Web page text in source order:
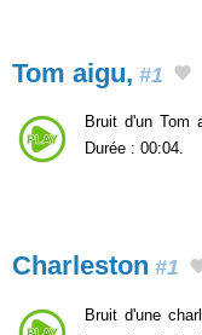
Tom aigu, #1
Bruit d'un Tom
Durée : 00:04.
Charleston #1
Bruit d'une